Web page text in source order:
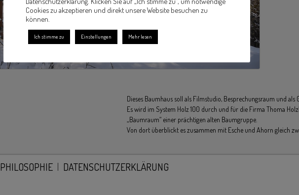
Dieses Baumhaus soll als Filmstudio, Besprechungsraum und als
Es wird im System Holz 100 durch und für die Firma Thoma
„Baumraum“ einer prächtigen alten Baumgruppe.
Von dort überblickt es zusammen mit Esche und Ahorn gleich
PHILOSOPHIE DATENSCHUTZERKLÄRUNG
Cookies zu akzeptieren und direkt unsere Website besuchen zu
können.
Ich stimme zu Einstellungen Mehr lesen